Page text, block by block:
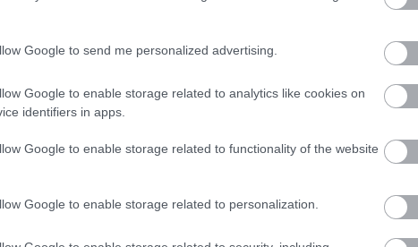
Google to send me personalized advertising.
Google to enable storage related to analytics like cookies on
identifiers in apps.
Google to enable storage related to functionality of the website
Google to enable storage related to personalization.
abból a raktárból, ahol fogva tartották, nem
azt mondta a rendőröknek, hogy a támadók fegyverei